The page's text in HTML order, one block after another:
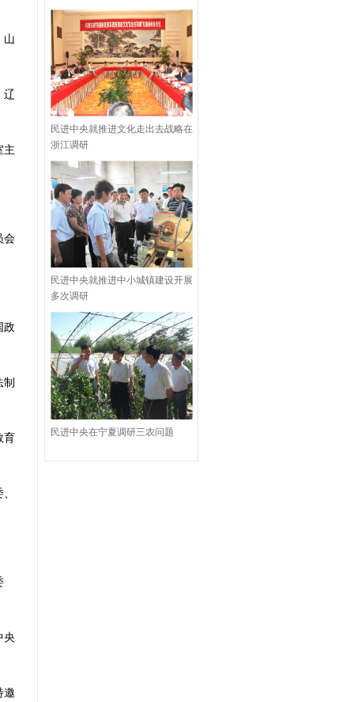
山
主
会
政
育
央
邀
民进中央就推进文化走出去战略在
浙江调研
民进中央就推进中小城镇建设开展
多次调研
民进中央在宁夏调研三农问题